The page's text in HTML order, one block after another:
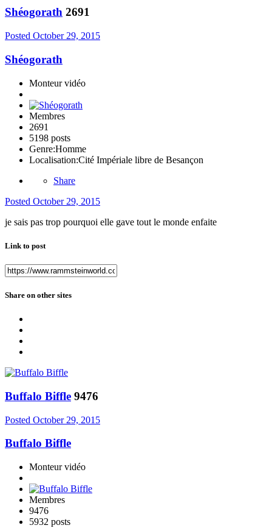
Shéogorath 2691
Posted October 29, 2015
Shéogorath
Monteur vidéo
Membres
2691
5198 posts
Genre:Homme
Localisation:Cité Impériale libre de Besançon
Share
Posted October 29, 2015
je sais pas trop pourquoi elle gave tout le monde enfaite
Link to post
Share on other sites
Buffalo Biffle 9476
Posted October 29, 2015
Buffalo Biffle
Monteur vidéo
Membres
9476
5932 posts